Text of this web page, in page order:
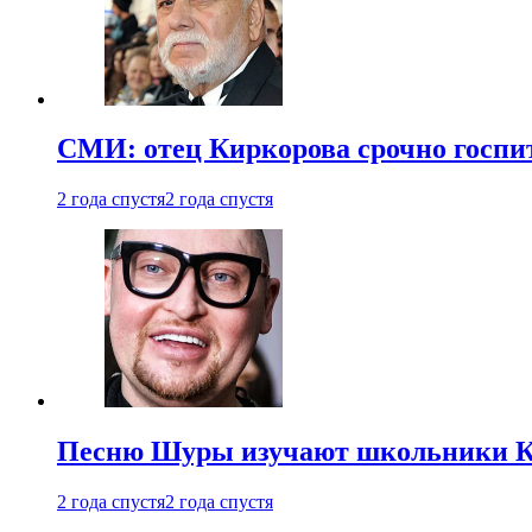
СМИ: отец Киркорова срочно
2 года спустя2 года спустя
Песню Шуры изучают школьники
2 года спустя2 года спустя